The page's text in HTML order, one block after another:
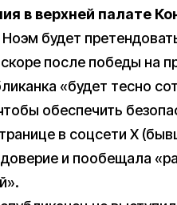
в верхней палате
будет
после победы на
«будет тесно
обеспечить
в соцсети X
и пообещала